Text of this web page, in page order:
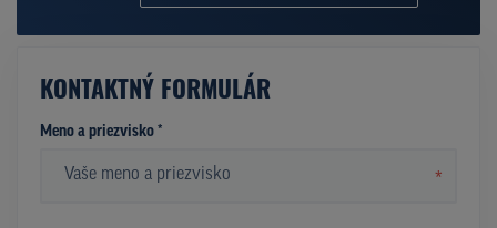
KONTAKTNÝ FORMULÁR
Meno a priezvisko *
*